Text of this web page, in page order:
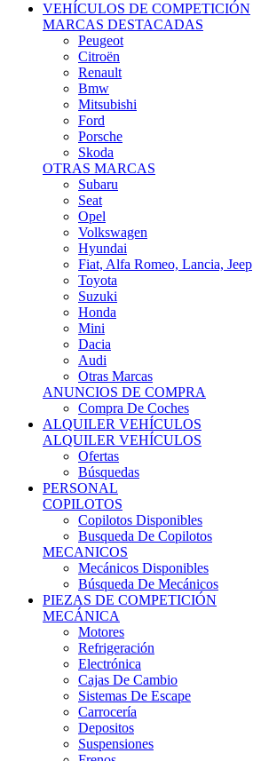
VEHÍCULOS DE COMPETICIÓN
MARCAS DESTACADAS
Peugeot
Citroën
Renault
Bmw
Mitsubishi
Ford
Porsche
Skoda
OTRAS MARCAS
Subaru
Seat
Opel
Volkswagen
Hyundai
Fiat, Alfa Romeo, Lancia, Jeep
Toyota
Suzuki
Honda
Mini
Dacia
Audi
Otras Marcas
ANUNCIOS DE COMPRA
Compra De Coches
ALQUILER VEHÍCULOS
ALQUILER VEHÍCULOS
Ofertas
Búsquedas
PERSONAL
COPILOTOS
Copilotos Disponibles
Busqueda De Copilotos
MECANICOS
Mecánicos Disponibles
Búsqueda De Mecánicos
PIEZAS DE COMPETICIÓN
MECÁNICA
Motores
Refrigeración
Electrónica
Cajas De Cambio
Sistemas De Escape
Carrocería
Depositos
Suspensiones